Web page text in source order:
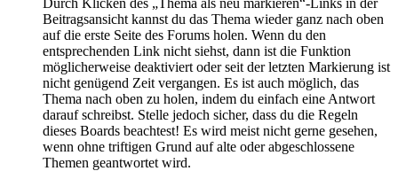
Durch Klicken des „Thema als neu markieren“-Links in der
Beitragsansicht kannst du das Thema wieder ganz nach oben
auf die erste Seite des Forums holen. Wenn du den
entsprechenden Link nicht siehst, dann ist die Funktion
möglicherweise deaktiviert oder seit der letzten Markierung ist
nicht genügend Zeit vergangen. Es ist auch möglich, das
Thema nach oben zu holen, indem du einfach eine Antwort
darauf schreibst. Stelle jedoch sicher, dass du die Regeln
dieses Boards beachtest! Es wird meist nicht gerne gesehen,
wenn ohne triftigen Grund auf alte oder abgeschlossene
Themen geantwortet wird.